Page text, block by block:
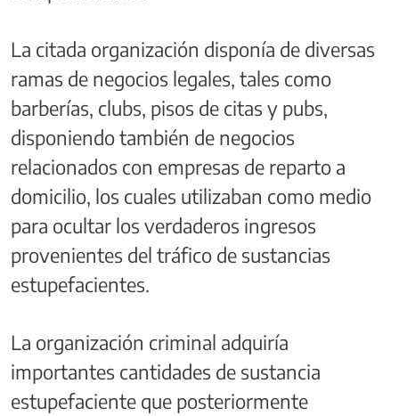
La citada organización disponía de diversas
ramas de negocios legales, tales como
barberías, clubs, pisos de citas y pubs,
disponiendo también de negocios
relacionados con empresas de reparto a
domicilio, los cuales utilizaban como medio
para ocultar los verdaderos ingresos
provenientes del tráfico de sustancias
estupefacientes.
La organización criminal adquiría
importantes cantidades de sustancia
estupefaciente que posteriormente